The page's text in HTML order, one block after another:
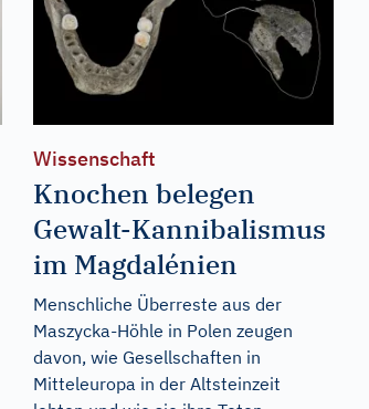
Wissenschaft
Knochen belegen
Gewalt-Kannibalismus
im Magdalénien
Menschliche Überreste aus der
Maszycka-Höhle in Polen zeugen
davon, wie Gesellschaften in
Mitteleuropa in der Altsteinzeit